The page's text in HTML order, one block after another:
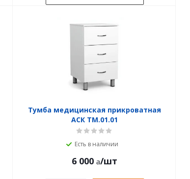
Тумба медицинская прикроватная
АСК ТМ.01.01
Есть в наличии
6 000 /шт